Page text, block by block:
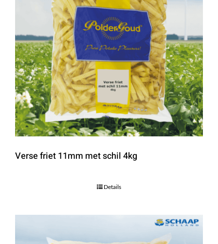
Verse friet 11mm met schil 4kg
Details